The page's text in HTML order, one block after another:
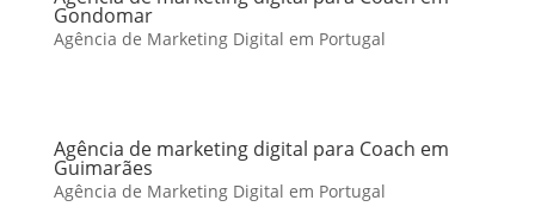
Gondomar
Agência de Marketing Digital em Portugal
Agência de marketing digital para Coach em
Guimarães
Agência de Marketing Digital em Portugal